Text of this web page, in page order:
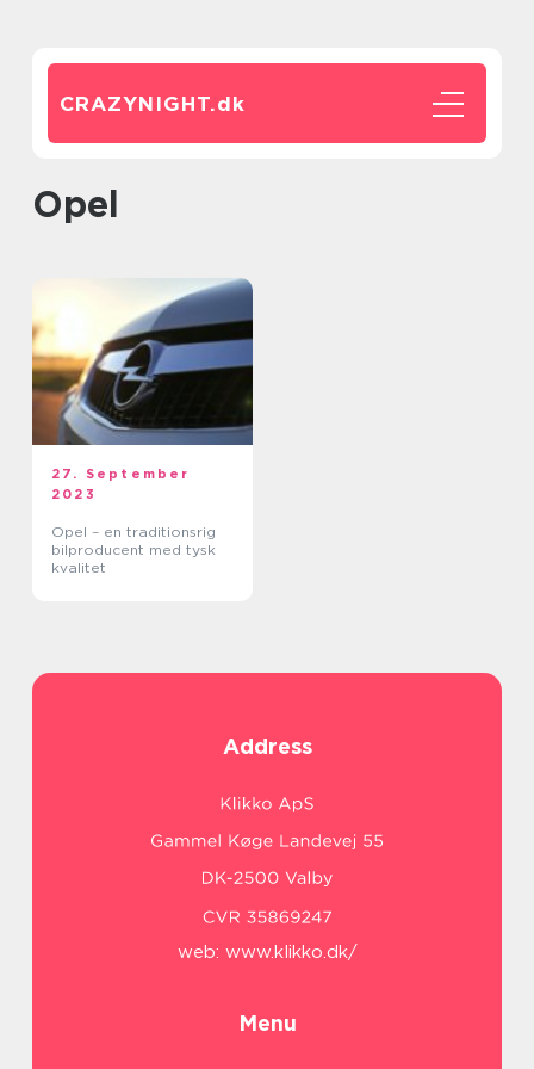
CRAZYNIGHT.dk
opel
27. September
2023
Opel – en traditionsrig
bilproducent med tysk
kvalitet
Address
web: www.klikko.dk/
Menu